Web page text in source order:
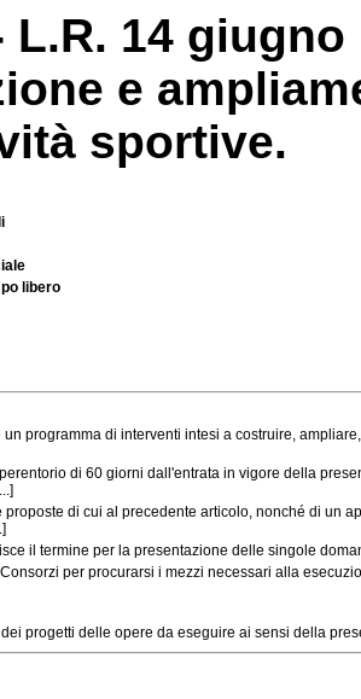
L.R. 14 giugno
e
sportive.
libero
programma di interventi intesi a costruire,
di 60 giorni dall'entrata in vigore della
di cui al precedente articolo, nonché di un
il termine per la presentazione delle singole
per procurarsi i mezzi necessari alla
progetti delle opere da eseguire ai sensi della